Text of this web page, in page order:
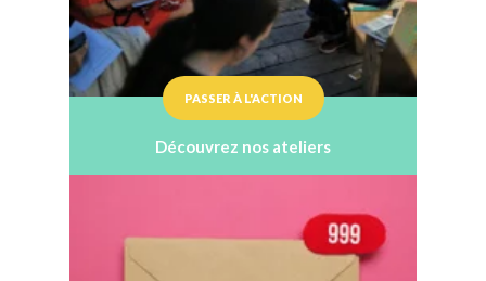
PASSER À L'ACTION
Découvrez nos ateliers